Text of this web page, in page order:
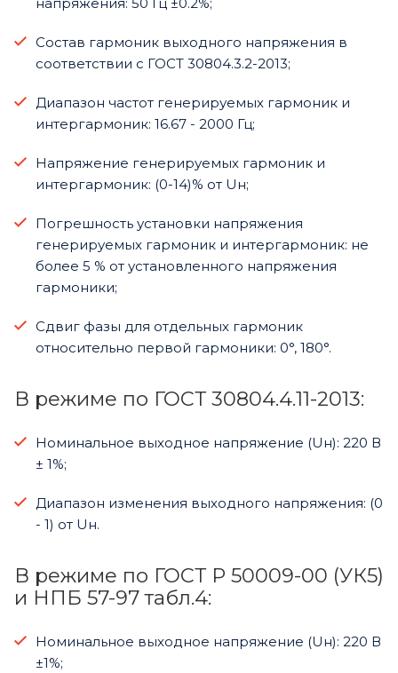
Состав гармоник выходного напряжения в
соответствии с ГОСТ 30804.3.2-2013;
Диапазон частот генерируемых гармоник и
интергармоник: 16.67 - 2000 Гц;
Напряжение генерируемых гармоник и
интергармоник: (0-14)% от Uн;
Погрешность установки напряжения
генерируемых гармоник и интергармоник: не
более 5 % от установленного напряжения
гармоники;
Сдвиг фазы для отдельных гармоник
относительно первой гармоники: 0°, 180°.
В режиме по ГОСТ 30804.4.11-2013:
Номинальное выходное напряжение (Uн): 220 В
± 1%;
Диапазон изменения выходного напряжения: (0
- 1) от Uн.
В режиме по ГОСТ Р 50009-00 (УК5)
и НПБ 57-97 табл.4:
Номинальное выходное напряжение (Uн): 220 В
±1%;